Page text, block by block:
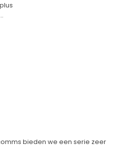
bieden we een serie zeer